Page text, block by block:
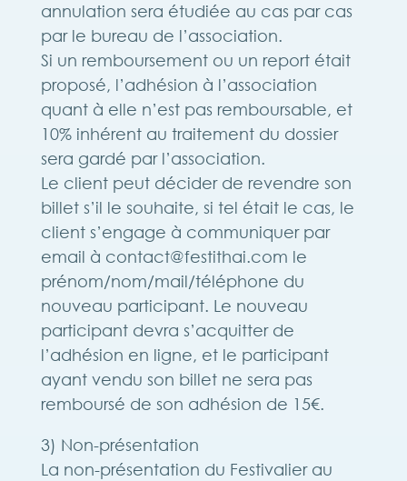
annulation sera étudiée au cas par cas
par le bureau de l’association.
Si un remboursement ou un report était
proposé, l’adhésion à l’association
quant à elle n’est pas remboursable, et
10% inhérent au traitement du dossier
sera gardé par l’association.
Le client peut décider de revendre son
billet s’il le souhaite, si tel était le cas, le
client s’engage à communiquer par
email à contact@festithai.com le
prénom/nom/mail/téléphone du
nouveau participant. Le nouveau
participant devra s’acquitter de
l’adhésion en ligne, et le participant
ayant vendu son billet ne sera pas
remboursé de son adhésion de 15€.
3) Non-présentation
La non-présentation du Festivalier au